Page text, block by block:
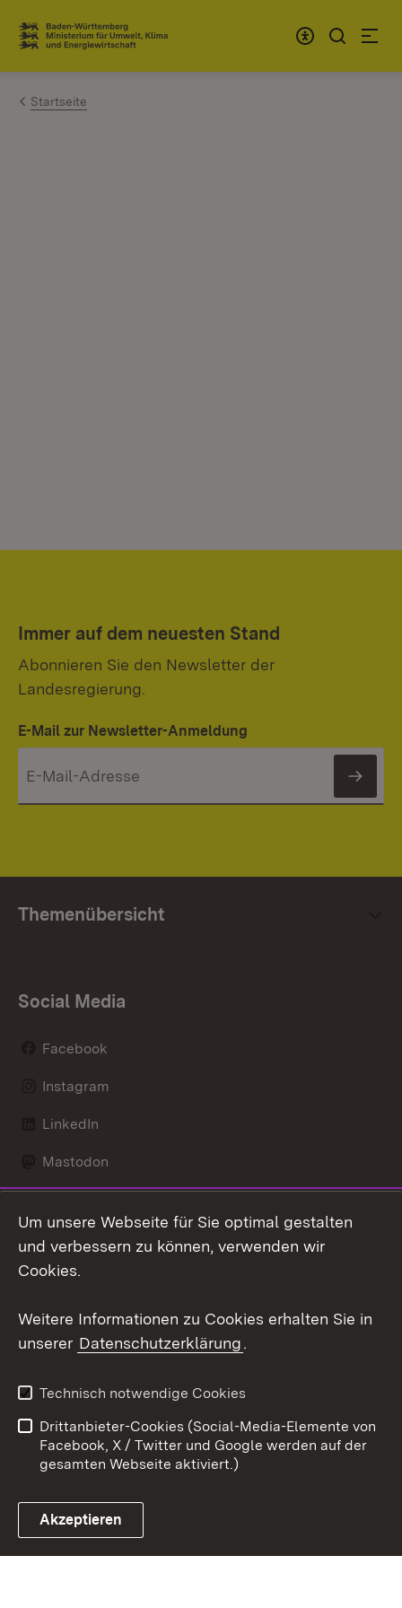
Zum Inhalt springen
Link zur Startseite
Startseite
Immer auf dem neuesten Stand
Abonnieren Sie den Newsletter der
Landesregierung.
E-Mail zur Newsletter-Anmeldung
Themenübersicht
Social Media
Facebook
Instagram
LinkedIn
Mastodon
X / Twitter
Youtube
Link zum Landesportal
Kontakt
Datenschutz
Barrierefreiheit
Impressum Cookies
Um unsere Webseite für Sie optimal gestalten
und verbessern zu können, verwenden wir
Cookies.
Weitere Informationen zu Cookies erhalten Sie in
unserer Datenschutzerklärung.
Technisch notwendige Cookies
Drittanbieter-Cookies (Social-Media-Elemente von
Facebook, X / Twitter und Google werden auf der
gesamten Webseite aktiviert.)
Akzeptieren